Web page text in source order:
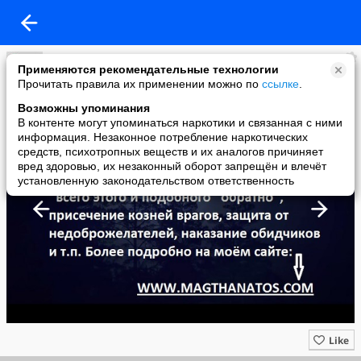
Применяются рекомендательные технологии
Прочитать правила их применении можно по ссылке
Возможны упоминания
В контенте могут упоминаться наркотики и связанная с ними
информация. Незаконное потребление наркотических
средств, психотропных веществ и их аналогов причиняет
вред здоровью, их незаконный оборот запрещён и влечёт
установленную законодательством ответственность
Великие мысли Великих женщин
added a photo
05 Oct в 14:22
Like